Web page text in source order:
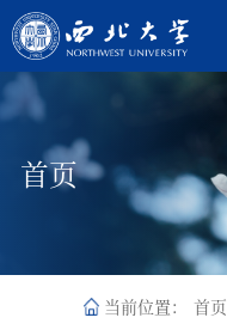
首页
当前位置： 首页